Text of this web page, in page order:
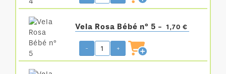
Vela Rosa Bébé nº 5 - 1,70 €
- +